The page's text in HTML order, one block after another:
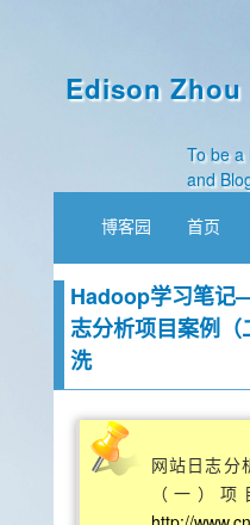
Edison Zhou
To be a
and
博客园
首页
Hadoop学习笔记
志分析项目案例（
洗
网站日志分
（一）项